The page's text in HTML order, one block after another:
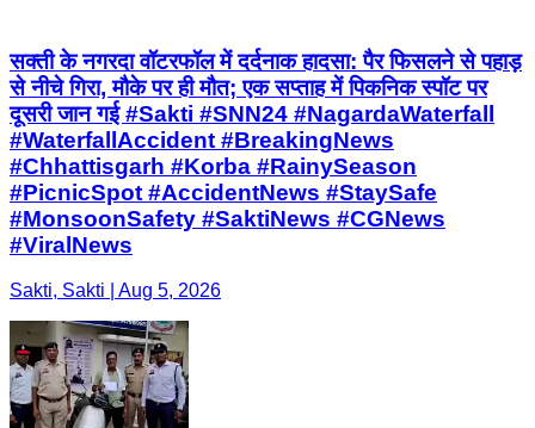
सक्ती के नगरदा वॉटरफॉल में दर्दनाक हादसा: पैर फिसलने से पहाड़
से नीचे गिरा, मौके पर ही मौत; एक सप्ताह में पिकनिक स्पॉट पर
दूसरी जान गई #Sakti #SNN24 #NagardaWaterfall
#WaterfallAccident #BreakingNews
#Chhattisgarh #Korba #RainySeason
#PicnicSpot #AccidentNews #StaySafe
#MonsoonSafety #SaktiNews #CGNews
#ViralNews
Sakti, Sakti | Aug 5, 2026